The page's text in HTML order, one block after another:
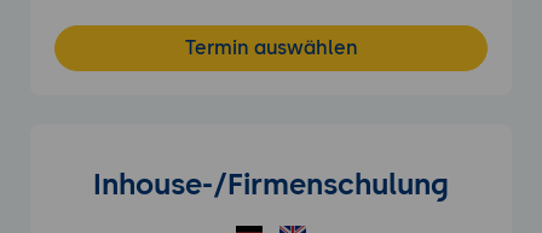
Termin auswählen
Inhouse-/Firmenschulung